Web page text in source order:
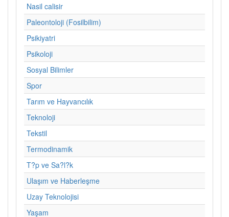
Nasil calisir
Paleontoloji (Fosilbilim)
Psikiyatri
Psikoloji
Sosyal Bilimler
Spor
Tarım ve Hayvancılık
Teknoloji
Tekstil
Termodinamik
T?p ve Sa?l?k
Ulaşım ve Haberleşme
Uzay Teknolojisi
Yaşam